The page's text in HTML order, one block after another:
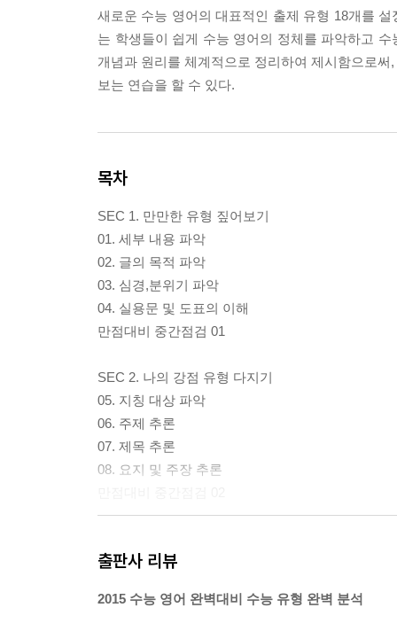
새로운 수능 영어의 대표적인 출제 유형 18개를
는 학생들이 쉽게 수능 영어의 정체를 파악하고
개념과 원리를 체계적으로 정리하여 제시함으로
보는 연습을 할 수 있다.
목차
SEC 1. 만만한 유형 짚어보기
01. 세부 내용 파악
02. 글의 목적 파악
03. 심경,분위기 파악
04. 실용문 및 도표의 이해
만점대비 중간점검 01
SEC 2. 나의 강점 유형 다지기
05. 지칭 대상 파악
06. 주제 추론
07. 제목 추론
08. 요지 및 주장 추론
09. 문단 속에 문장 넣기
11. 연결사 넣기
출판사 리뷰
2015 수능 영어 완벽대비 수능 유형 완벽 분석